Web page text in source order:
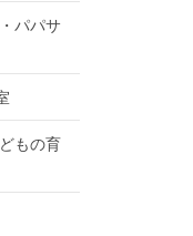
パパサ
もの育